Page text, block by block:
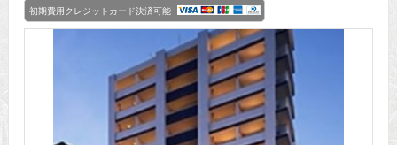
初期費用クレジットカード決済可能